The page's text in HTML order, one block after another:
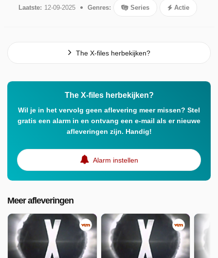
Laatste: 12-09-2025 Genres: Series Actie
The X-files herbekijken?
The X-files herbekijken?
Wil je in het vervolg geen aflevering meer missen? Stel
gratis een alarm in en ontvang een e-mail als er nieuwe
afleveringen zijn. Handig!
Alarm instellen
Meer afleveringen